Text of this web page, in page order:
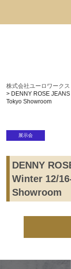
株式会社ユーロワーク
> DENNY ROSE
Tokyo Showroom
展示会
DENNY
Winter 12/
Showroom